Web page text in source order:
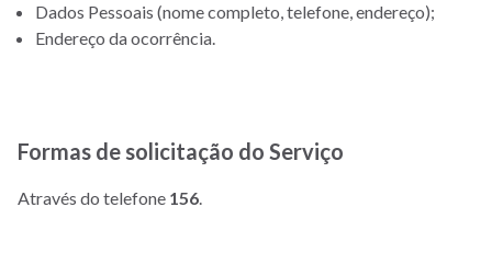
Dados Pessoais (nome completo, telefone, endereço);
Endereço da ocorrência.
Formas de solicitação do Serviço
Através do telefone 156.